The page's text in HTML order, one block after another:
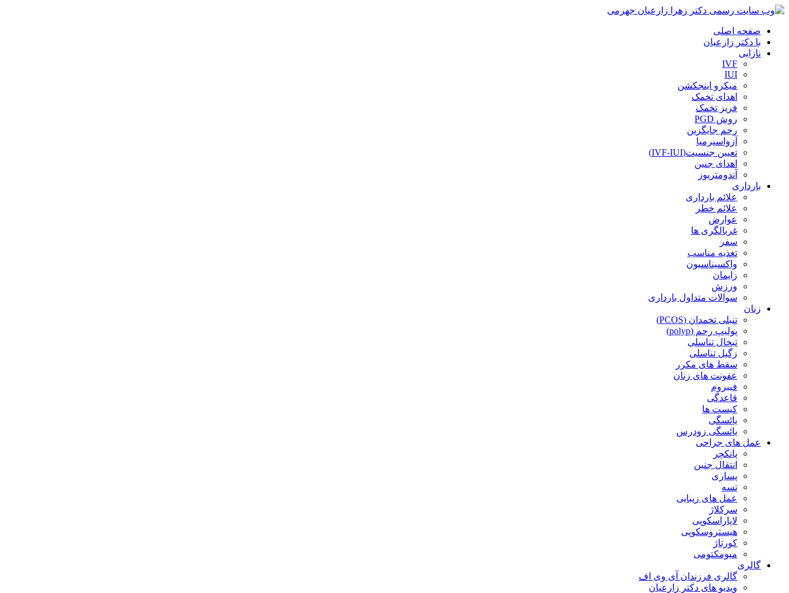
صفحه اصلی
با دکتر زارعیان
نازایی
IVF
IUI
میکرو اینجکشن
اهدای تخمک
فریز تخمک
روش PGD
رحم جایگزین
آزواسپرمیا
تعیین جنسیت(IVF-IUI)
اهدای جنین
آندومتریوز
بارداری
علائم بارداری
علائم خطر
عوارض
غربالگری ها
سفر
تغذیه مناسب
واکسیناسیون
زایمان
ورزش
سوالات متداول بارداری
زنان
تنبلی تخمدان (PCOS)
پولیپ رحم (polyp)
تبخال تناسلی
زگیل تناسلی
سقط های مکرر
عفونت های زنان
فیبروم
قاعدگی
کیست ها
یائسگی
یائسگی زودرس
عمل های جراحی
پانکچر
انتقال جنین
پساری
تسه
عمل های زیبایی
سرکلاژ
لاپاراسکوپی
هیستروسکوپی
کورتاژ
میومکتومی
گالری
گالری فرزندان آی وی اف
ویدیو های دکتر زارعیان